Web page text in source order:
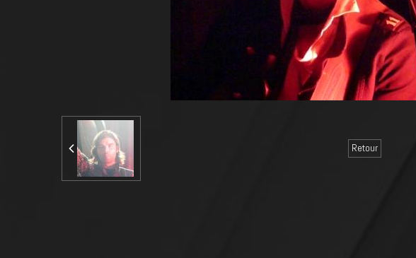
Retour